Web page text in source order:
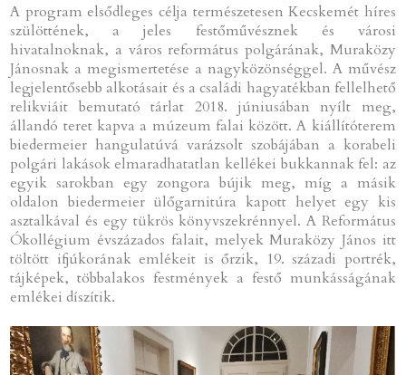
A program elsődleges célja természetesen Kecskemét híres
szülöttének, a jeles festőművésznek és városi
hivatalnoknak, a város református polgárának, Muraközy
Jánosnak a megismertetése a nagyközönséggel. A művész
legjelentősebb alkotásait és a családi hagyatékban fellelhető
relikviáit bemutató tárlat 2018. júniusában nyílt meg,
állandó teret kapva a múzeum falai között. A kiállítóterem
biedermeier hangulatúvá varázsolt szobájában a korabeli
polgári lakások elmaradhatatlan kellékei bukkannak fel: az
egyik sarokban egy zongora bújik meg, míg a másik
oldalon biedermeier ülőgarnitúra kapott helyet egy kis
asztalkával és egy tükrös könyvszekrénnyel. A Református
Ókollégium évszázados falait, melyek Muraközy János itt
töltött ifjúkorának emlékeit is őrzik, 19. századi portrék,
tájképek, többalakos festmények a festő munkásságának
emlékei díszítik.